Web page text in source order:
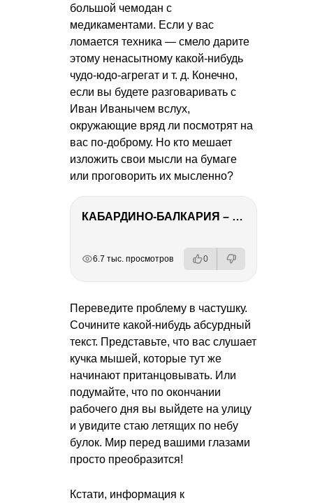
большой чемодан с
медикаментами. Если у вас
ломается техника — смело дарите
этому ненасытному какой-нибудь
чудо-юдо-агрегат и т. д. Конечно,
если вы будете разговаривать с
Иван Иванычем вслух,
окружающие вряд ли посмотрят на
вас по-доброму. Но кто мешает
изложить свои мысли на бумаге
или проговорить их мысленно?
КАБАРДИНО-БАЛКАРИЯ – ПУТЕШЕСТВИЕ НА КАВКАЗ часть 3
6.7 тыс. просмотров 0
Переведите проблему в частушку.
Сочините какой-нибудь абсурдный
текст. Представьте, что вас слушает
кучка мышей, которые тут же
начинают пританцовывать. Или
подумайте, что по окончании
рабочего дня вы выйдете на улицу
и увидите стаю летящих по небу
булок. Мир перед вашими глазами
просто преобразится!
Кстати, информация к